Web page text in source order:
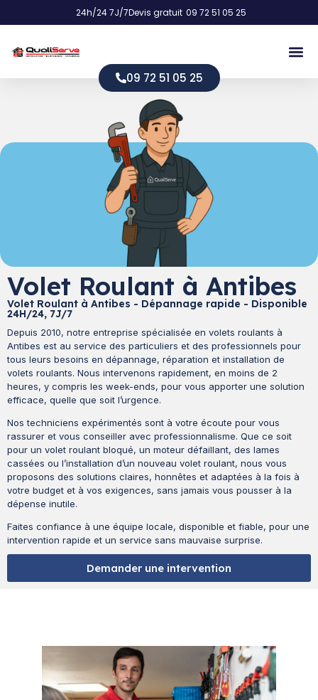
24h/24 7J/7Devis gratuit 09 72 51 05 25
09 72 51 05 25
Volet Roulant à Antibes
Volet Roulant à Antibes - Dépannage rapide - Disponible
24H/24, 7J/7
Depuis 2010, notre entreprise spécialisée en volets roulants à
Antibes est au service des particuliers et des professionnels pour
tous leurs besoins en dépannage, réparation et installation de
volets roulants. Nous intervenons rapidement, en moins de 2
heures, y compris les week-ends, pour vous apporter une solution
efficace, quelle que soit l’urgence.
Nos techniciens expérimentés sont à votre écoute pour vous
rassurer et vous conseiller avec professionnalisme. Que ce soit
pour un volet roulant bloqué, un moteur défaillant, des lames
cassées ou l’installation d’un nouveau volet roulant, nous vous
proposons des solutions claires, honnêtes et adaptées à la fois à
votre budget et à vos exigences, sans jamais vous pousser à la
dépense inutile.
Faites confiance à une équipe locale, disponible et fiable, pour une
intervention rapide et un service sans mauvaise surprise.
Demander une intervention